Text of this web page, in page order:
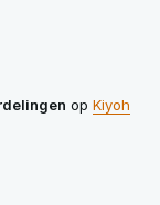
op Kiyoh